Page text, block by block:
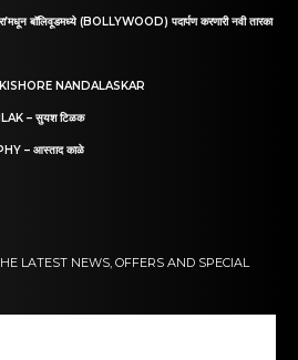
बॉलिवूडमध्ये (BOLLYWOOD) पदार्पण करणारी नवी तारका
KISHORE NANDALASKAR
– सुयश टिळक
– आस्ताद काळे
LATEST NEWS, OFFERS AND SPECIAL